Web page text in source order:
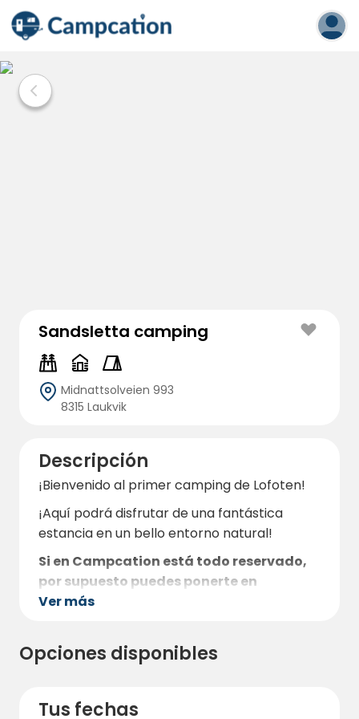
Sandsletta camping
Midnattsolveien 993
8315 Laukvik
Descripción
¡Bienvenido al primer camping de Lofoten!
¡Aquí podrá disfrutar de una fantástica
estancia en un bello entorno natural!
Si en Campcation está todo reservado,
por supuesto puedes ponerte en
contacto directamente con el camping,
cabañas disponibles para reservar.
La naturaleza y la ubicación de este
rápidamente en un lugar favorito para
Ver más
Opciones disponibles
Tus fechas